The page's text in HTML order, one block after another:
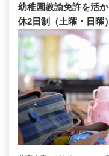
幼稚園教諭免許を活
休2日制（土曜・日曜）